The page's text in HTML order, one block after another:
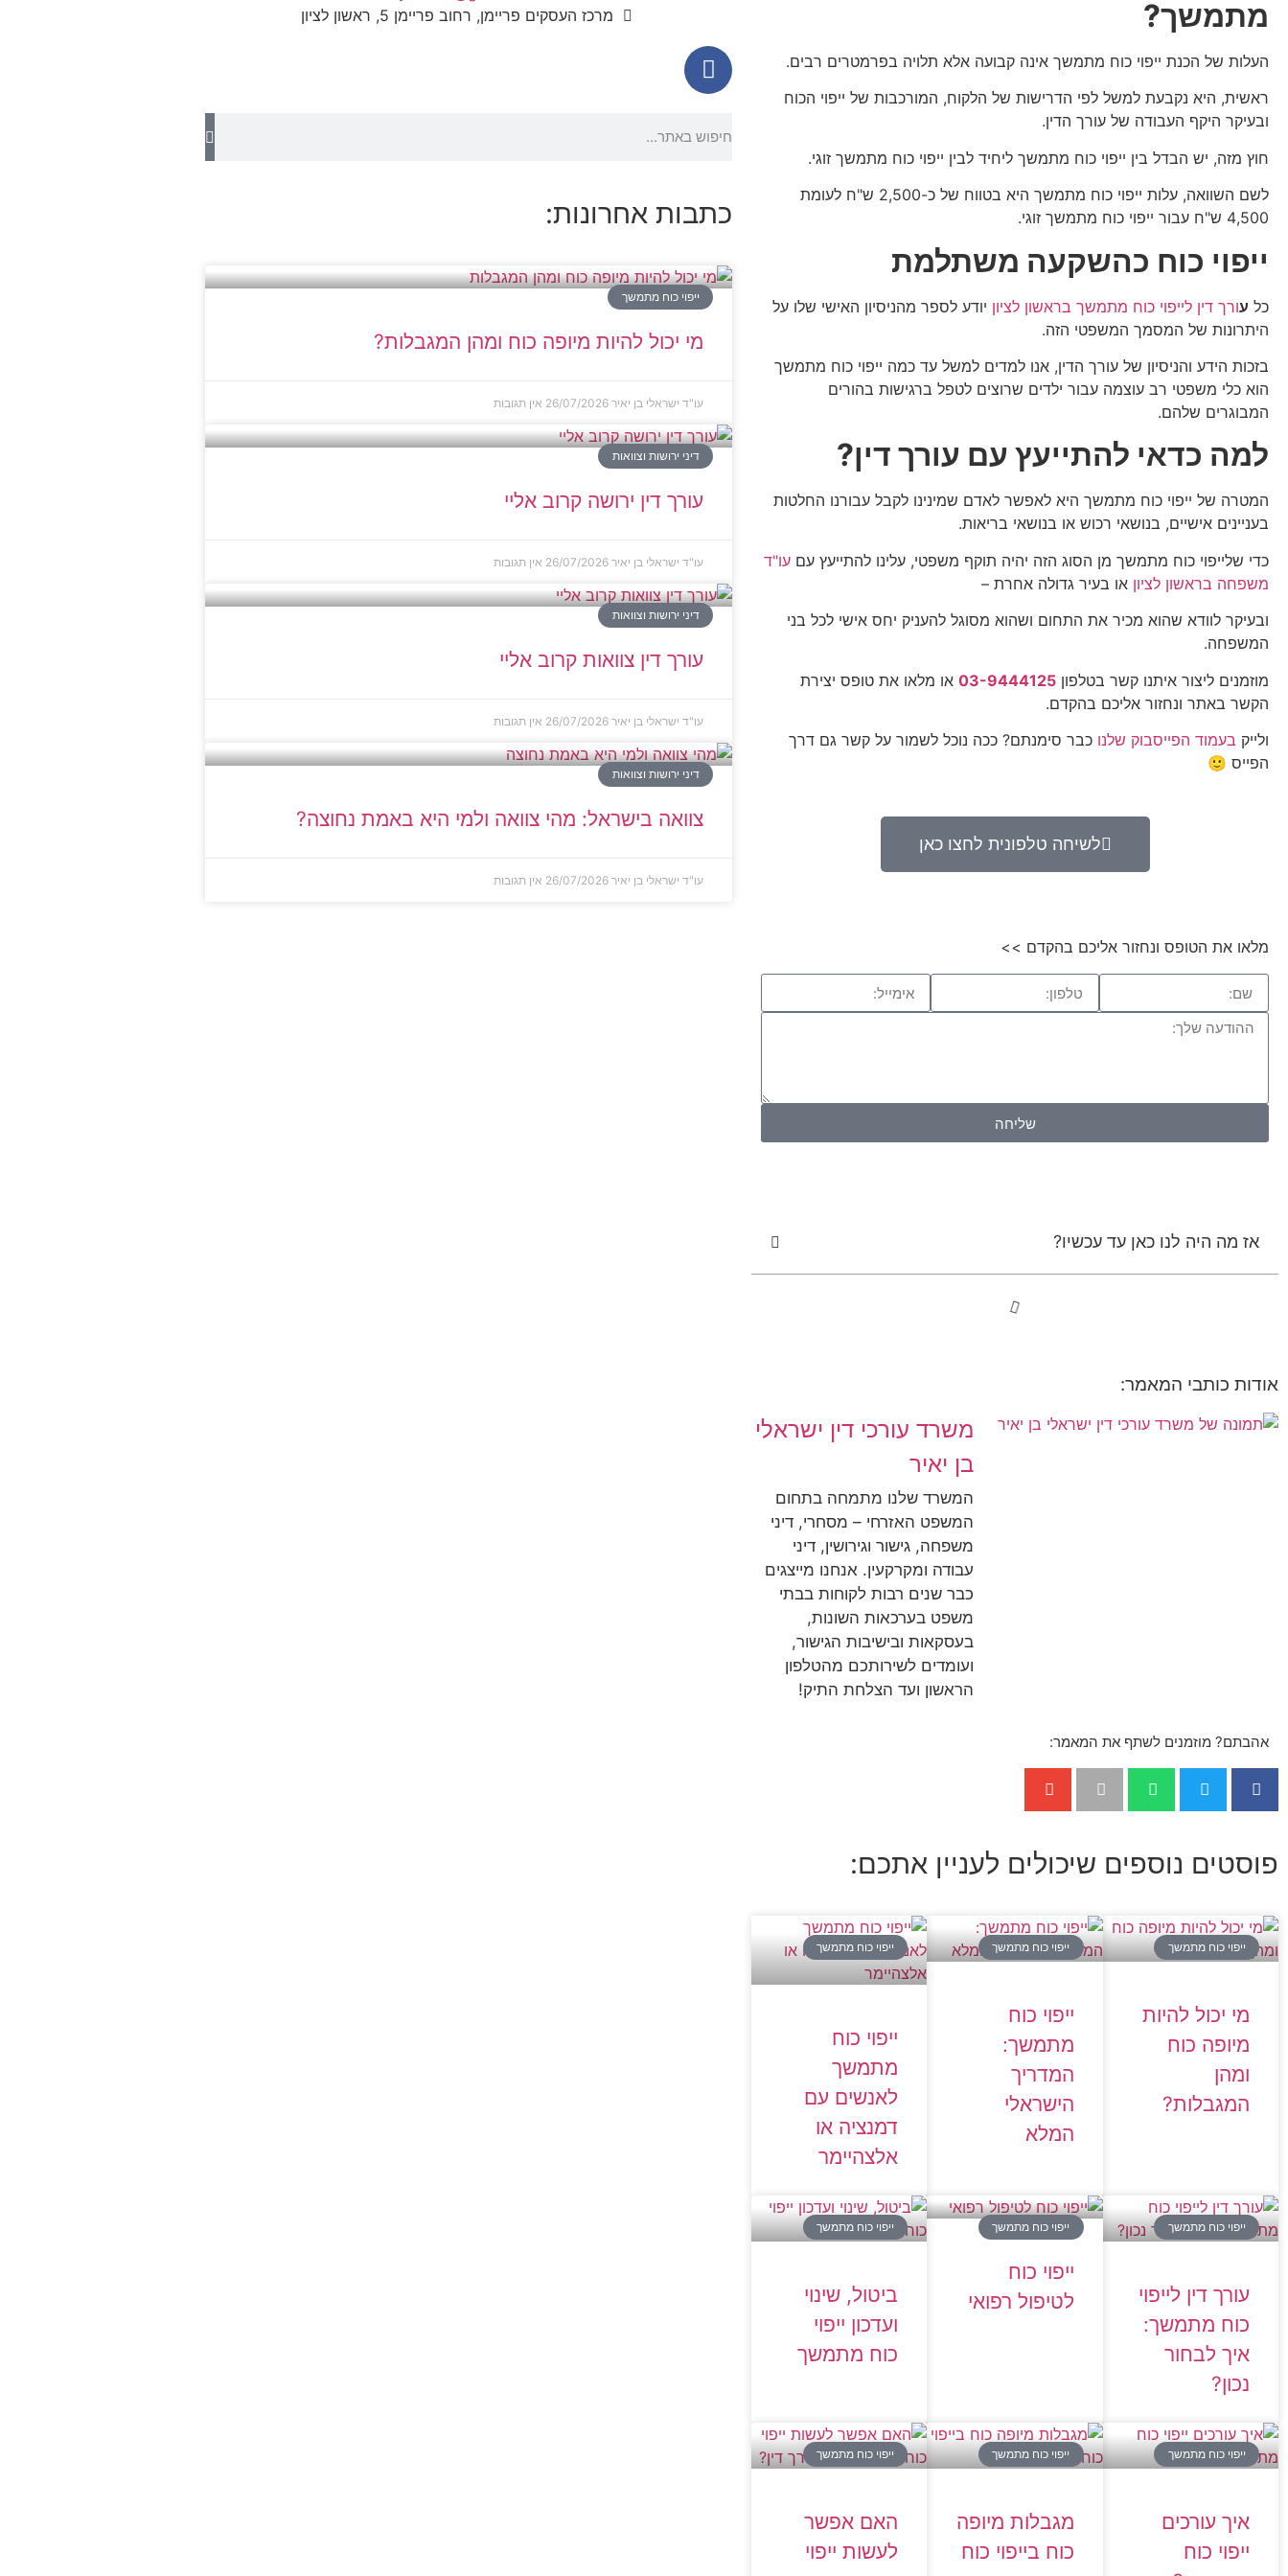
מתמשך?
העלות של הכנת ייפוי כוח מתמשך אינה קבועה אלא תלויה בפרמטרים רבים.
ראשית, היא נקבעת למשל לפי הדרישות של הלקוח, המורכבות של ייפוי הכוח
ובעיקר היקף העבודה של עורך הדין.
חוץ מזה, יש הבדל בין ייפוי כוח מתמשך ליחיד לבין ייפוי כוח מתמשך זוגי.
לשם השוואה, עלות ייפוי כוח מתמשך היא בטווח של כ-2,500 ש"ח לעומת
4,500 ש"ח עבור ייפוי כוח מתמשך זוגי.
ייפוי כוח כהשקעה משתלמת
כל עורך דין לייפוי כוח מתמשך בראשון לציון יודע לספר מהניסיון האישי שלו על
היתרונות של המסמך המשפטי הזה.
בזכות הידע והניסיון של עורך הדין, אנו למדים למשל עד כמה ייפוי כוח מתמשך
הוא כלי משפטי רב עוצמה עבור ילדים שרוצים לטפל ברגישות בהורים
המבוגרים שלהם.
למה כדאי להתייעץ עם עורך דין?
המטרה של ייפוי כוח מתמשך היא לאפשר לאדם שמינינו לקבל עבורנו החלטות
בעניינים אישיים, בנושאי רכוש או בנושאי בריאות.
כדי שלייפוי כוח מתמשך מן הסוג הזה יהיה תוקף משפטי, עלינו להתייעץ עם עו"ד
משפחה בראשון לציון או בעיר גדולה אחרת –
ובעיקר לוודא שהוא מכיר את התחום ושהוא מסוגל להעניק יחס אישי לכל בני
המשפחה.
מוזמנים ליצור איתנו קשר בטלפון 03-9444125 או מלאו את טופס יצירת
הקשר באתר ונחזור אליכם בהקדם.
ולייק בעמוד הפייסבוק שלנו כבר סימנתם? ככה נוכל לשמור על קשר גם דרך
הפייס 🙂
לשיחה טלפונית לחצו כאן
מלאו את הטופס ונחזור אליכם בהקדם >>
שליחה
אז מה היה לנו כאן עד עכשיו?
אודות כותבי המאמר:
משרד עורכי דין ישראלי
בן יאיר
המשרד שלנו מתמחה בתחום
המשפט האזרחי – מסחרי, דיני
משפחה, גישור וגירושין, דיני
עבודה ומקרקעין. אנחנו מייצגים
כבר שנים רבות לקוחות בבתי
משפט בערכאות השונות,
בעסקאות ובישיבות הגישור,
ועומדים לשירותכם מהטלפון
הראשון ועד הצלחת התיק!
אהבתם? מוזמנים לשתף את המאמר:
פוסטים נוספים שיכולים לעניין אתכם:
ייפוי כוח מתמשך
מי יכול להיות
מיופה כוח
ומהן
המגבלות?
ייפוי כוח מתמשך
ייפוי כוח
מתמשך:
המדריך
הישראלי
המלא
ייפוי כוח מתמשך
ייפוי כוח
מתמשך
לאנשים עם
דמנציה או
אלצהיימר
ייפוי כוח מתמשך
עורך דין לייפוי
כוח מתמשך:
איך לבחור
נכון?
ייפוי כוח מתמשך
ייפוי כוח
לטיפול רפואי
ייפוי כוח מתמשך
ביטול, שינוי
ועדכון ייפוי
כוח מתמשך
ייפוי כוח מתמשך
איך עורכים
ייפוי כוח
ייפוי כוח מתמשך
מגבלות מיופה
כוח בייפוי כוח
ייפוי כוח מתמשך
האם אפשר
לעשות ייפוי
מרכז העסקים פריימן, רחוב פריימן 5, ראשון לציון
כתבות אחרונות:
ייפוי כוח מתמשך
מי יכול להיות מיופה כוח ומהן המגבלות?
עו"ד ישראלי בן יאיר 26/07/2026 אין תגובות
דיני ירושות וצוואות
עורך דין ירושה קרוב אליי
עו"ד ישראלי בן יאיר 26/07/2026 אין תגובות
דיני ירושות וצוואות
עורך דין צוואות קרוב אליי
עו"ד ישראלי בן יאיר 26/07/2026 אין תגובות
דיני ירושות וצוואות
צוואה בישראל: מהי צוואה ולמי היא באמת נחוצה?
עו"ד ישראלי בן יאיר 26/07/2026 אין תגובות